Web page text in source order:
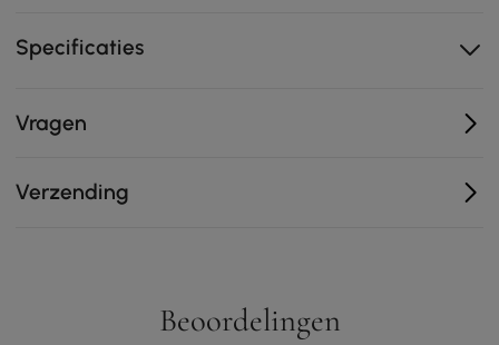
elke kamer.
Hoogwaardig marmer- en walnootfineer
Rustig en glad leerprofiel
Specificaties
Vragen
Verzending
Beoordelingen